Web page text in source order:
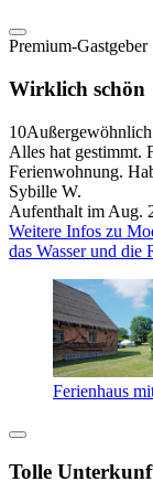
Premium-Gastgeber
Wirklich schön
10Außergewöhnlich
Alles hat gestimmt.
Ferienwohnung.
Sybille W.
Aufenthalt im Aug.
Weitere Infos zu
das Wasser und die
Ferienhaus
Tolle